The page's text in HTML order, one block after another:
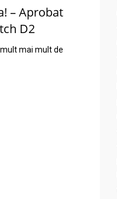
– Aprobat
D2
mai mult de